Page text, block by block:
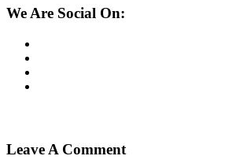
We Are Social On:
Leave A Comment